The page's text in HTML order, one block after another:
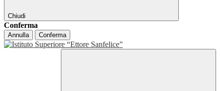
Chiudi
Conferma
Annulla Conferma